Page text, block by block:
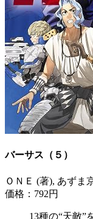
バーサス（５）
ＯＮＥ (著), あずま
価格：792円
13種の“天敵”